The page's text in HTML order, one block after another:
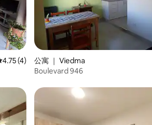
均评分 4.75 分（满分 5 分），共 4 条评价
4.75 (4)
公寓 ｜ Viedma
Boulevard 946